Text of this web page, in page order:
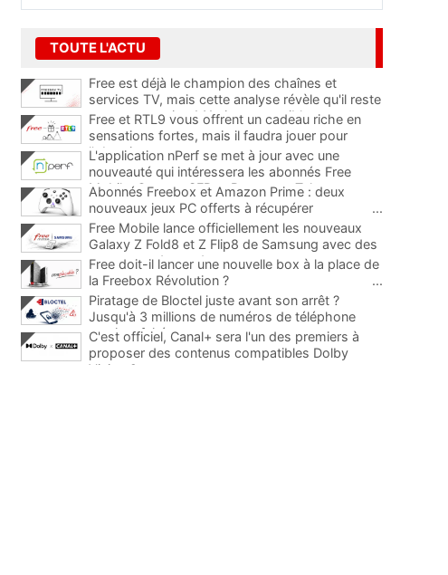
TOUTE L'ACTU
Free est déjà le champion des chaînes et
services TV, mais cette analyse révèle qu'il reste
encore au moins 141 ajouts possibles
Free et RTL9 vous offrent un cadeau riche en
sensations fortes, mais il faudra jouer pour
l'obtenir
L'application nPerf se met à jour avec une
nouveauté qui intéressera les abonnés Free
Mobile, Orange, SFR et Bouygues Telecom
Abonnés Freebox et Amazon Prime : deux
nouveaux jeux PC offerts à récupérer
...
Free Mobile lance officiellement les nouveaux
Galaxy Z Fold8 et Z Flip8 de Samsung avec des
promos et des cadeaux
...
Free doit-il lancer une nouvelle box à la place de
la Freebox Révolution ?
...
Piratage de Bloctel juste avant son arrêt ?
Jusqu'à 3 millions de numéros de téléphone
auraient fuité
C'est officiel, Canal+ sera l'un des premiers à
proposer des contenus compatibles Dolby
Vision 2